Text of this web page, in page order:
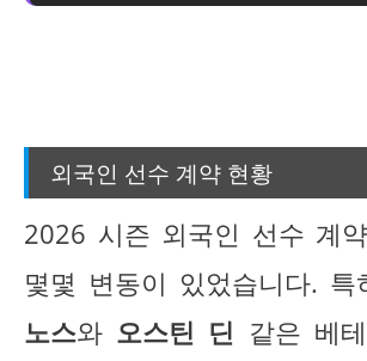
외국인 선수 계약 현황
2026 시즌 외국인 선수 계
몇몇 변동이 있었습니다. 특
노스와 오스틴 딘 같은 베